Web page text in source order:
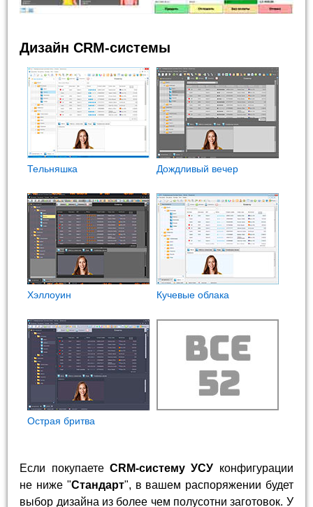
Дизайн CRM-системы
Тельняшка Дождливый вечер
Хэллоуин Кучевые облака
Острая бритва
Если покупаете CRM-систему УСУ конфигурации
не ниже "Стандарт", в вашем распоряжении будет
выбор дизайна из более чем полусотни заготовок. У